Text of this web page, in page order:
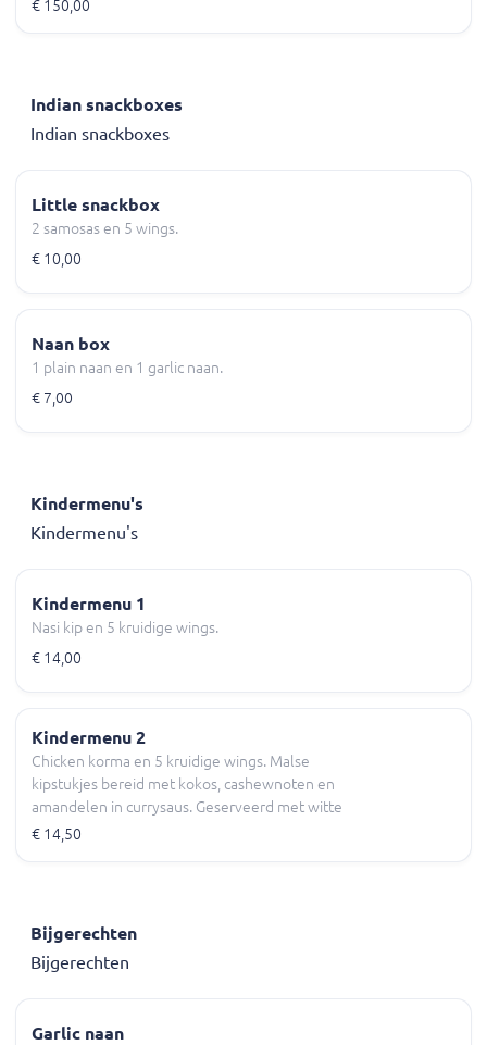
€ 150,00
Indian snackboxes
Indian snackboxes
Little snackbox
2 samosas en 5 wings.
€ 10,00
Naan box
1 plain naan en 1 garlic naan.
€ 7,00
Kindermenu's
Kindermenu's
Kindermenu 1
Nasi kip en 5 kruidige wings.
€ 14,00
Kindermenu 2
Chicken korma en 5 kruidige wings. Malse
kipstukjes bereid met kokos, cashewnoten en
amandelen in currysaus. Geserveerd met witte
rijst en 5 malse kipjes.
€ 14,50
Bijgerechten
Bijgerechten
Garlic naan